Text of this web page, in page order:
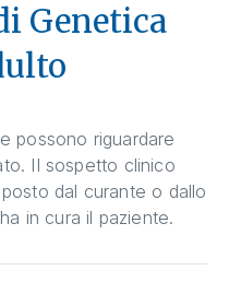
Genetica
possono riguardare
Il sospetto clinico
dal curante o dallo
in cura il paziente.